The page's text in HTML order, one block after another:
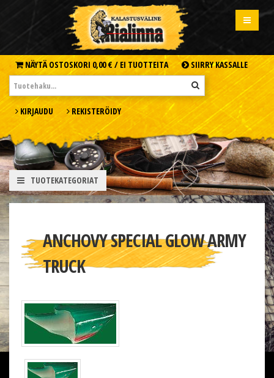
NÄYTÄ OSTOSKORI 0,00 € / EI TUOTTEITA SIIRRY KASSALLE
KIRJAUDU REKISTERÖIDY
TUOTEKATEGORIAT
ANCHOVY SPECIAL GLOW ARMY
TRUCK